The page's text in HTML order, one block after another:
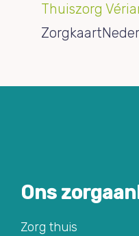
Thuiszorg
Ons
Zorg thuis